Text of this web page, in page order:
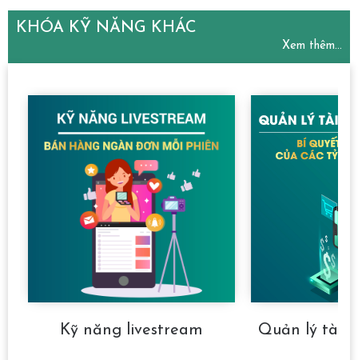
KHÓA KỸ NĂNG KHÁC
Xem thêm...
Kỹ năng livestream Quản lý tài